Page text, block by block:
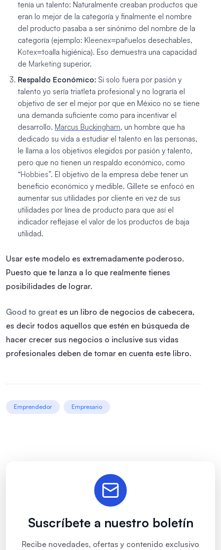
tenía un talento: Naturalmente creaban productos que
eran lo mejor de la categoría y finalmente el nombre
del producto pasaba a ser sinónimo del nombre de la
categoría (ejemplo: Kleenex=pañuelos desechables,
Kotex=toalla higiénica). Eso demuestra una capacidad
de Marketing superior.
Respaldo Económico: Si solo fuera por pasión y
talento yo sería triatleta profesional y no lograría el
objetivo de ser el mejor por que en México no se tiene
una demanda suficiente como para incentivar el
desarrollo. Marcus Buckingham, un hombre que ha
dedicado su vida a estudiar el talento en las personas,
le llama a los objetivos elegidos por pasión y talento,
pero que no tienen un respaldo económico, como
“Hobbies”. El objetivo de la empresa debe tener un
beneficio económico y medible. Gillete se enfocó en
aumentar sus utilidades por cliente en vez de sus
utilidades por línea de producto para que así el
indicador reflejase el valor de los productos de baja
utilidad.
Usar este modelo es extremadamente poderoso.
Puesto que te lanza a lo que realmente tienes
posibilidades de lograr.
Good to great es un libro de negocios de cabecera,
es decir todos aquellos que estén en búsqueda de
hacer crecer sus negocios o inclusive sus vidas
profesionales deben de tomar en cuenta este libro.
Emprendedor Empresario
Suscríbete a nuestro boletín
Recibe novedades, ofertas y contenido exclusivo